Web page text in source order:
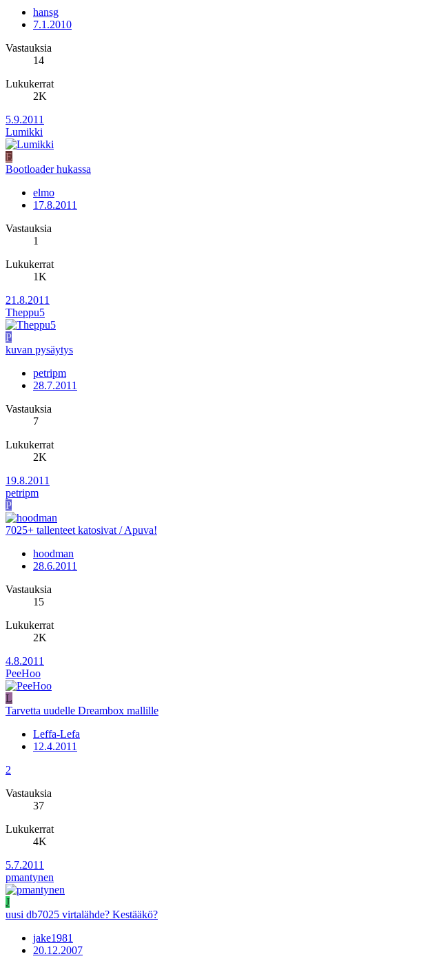
hansg
7.1.2010
Vastauksia
14
Lukukerrat
2K
5.9.2011
Lumikki
E
Bootloader hukassa
elmo
17.8.2011
Vastauksia
1
Lukukerrat
1K
21.8.2011
Theppu5
P
kuvan pysäytys
petripm
28.7.2011
Vastauksia
7
Lukukerrat
2K
19.8.2011
petripm
P
7025+ tallenteet katosivat / Apuva!
hoodman
28.6.2011
Vastauksia
15
Lukukerrat
2K
4.8.2011
PeeHoo
L
Tarvetta uudelle Dreambox mallille
Leffa-Lefa
12.4.2011
2
Vastauksia
37
Lukukerrat
4K
5.7.2011
pmantynen
J
uusi db7025 virtalähde? Kestääkö?
jake1981
20.12.2007